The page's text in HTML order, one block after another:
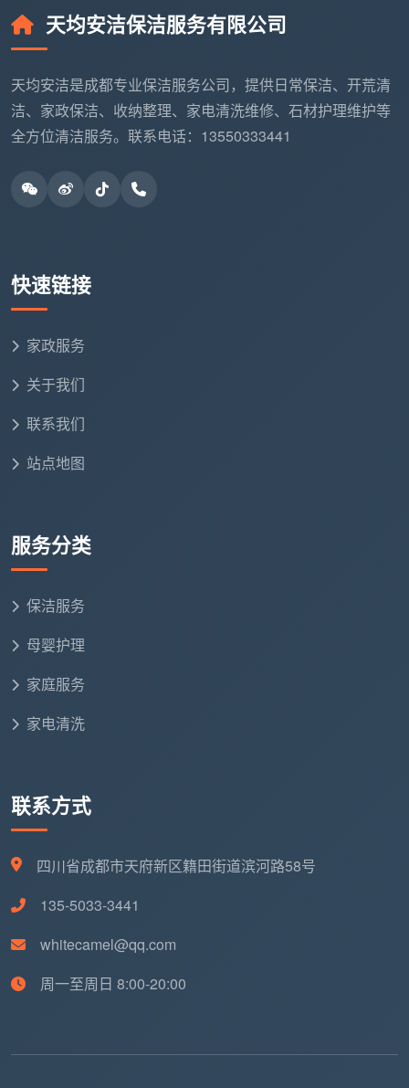
茶几与电视柜：茶具摆放整齐，桌面擦抹干净；台面
无油无水印。
沙发整理：沙发坐垫、靠枕摆放整齐，底部清扫干
净，无毛发、无杂物。
家电屏幕擦拭：外表面无尘无水印。
全屋范围及地面：房门无尘无油，地面无尘无污渍，
有垃圾袋扎口后带离。
清洁）、字画古董和贵重易碎摆件（只做避开式清扫，
场
厨房是
✅ 核心项目：
出水口无污渍、无水珠，整体台面无污痕、无水痕、
不粘手。
橱柜外部擦拭：橱柜外表面干净无油无水印，台面物
绝不包含拆卸抽油烟机内部涡轮与滤网的深度清洗，
此项属于电器专项清洗。
时规划的范围内。
镜面及淋浴玻璃简易去水渍：使用专用毛巾达到无污
天均安洁保洁服务有限公司
天均安洁是成都专业保洁服务公司，提供日常保洁、开荒清
洁、家政保洁、收纳整理、家电清洗维修、石材护理维护等
全方位清洁服务。联系电话：13550333441
快速链接
家政服务
关于我们
联系我们
站点地图
服务分类
保洁服务
母婴护理
家庭服务
家电清洗
联系方式
四川省成都市天府新区籍田街道滨河路58号
135-5033-3441
whitecamel@qq.com
周一至周日 8:00-20:00